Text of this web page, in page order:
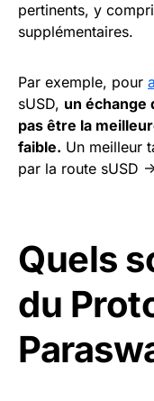
pertinents, y
supplémentaires.
Par exemple, pour
sUSD, un échange
pas être la
faible. Un meilleur
par la route sUSD -
Quels
du